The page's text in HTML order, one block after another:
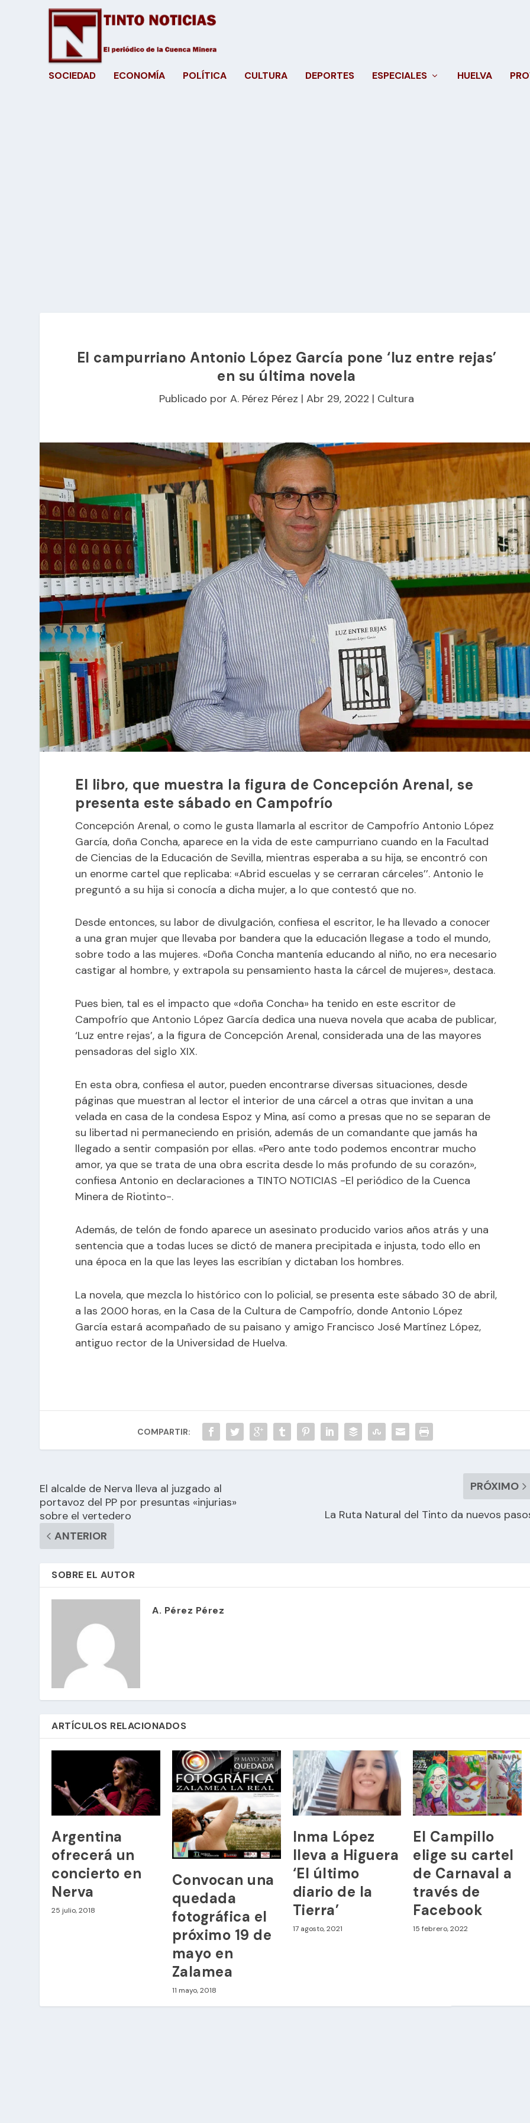
SOCIEDAD ECONOMÍA POLÍTICA CULTURA DEPORTES ESPECIALES HUELVA
El campurriano Antonio López García pone ‘luz entre rejas’
en su última novela
Publicado porA. Pérez Pérez |Abr 29, 2022 | Cultura
El libro, que muestra la figura de Concepción Arenal, se
presenta este sábado en Campofrío
Concepción Arenal, o como le gusta llamarla al escritor de Campofrío Antonio López
García, doña Concha, aparece en la vida de este campurriano cuando en la Facultad
de Ciencias de la Educación de Sevilla, mientras esperaba a su hija, se encontró con
un enorme cartel que replicaba: «Abrid escuelas y se cerraran cárceles’’. Antonio le
preguntó a su hija si conocía a dicha mujer, a lo que contestó que no.
Desde entonces, su labor de divulgación, confiesa el escritor, le ha llevado a conocer
a una gran mujer que llevaba por bandera que la educación llegase a todo el mundo,
sobre todo a las mujeres. «Doña Concha mantenía educando al niño, no era necesario
castigar al hombre, y extrapola su pensamiento hasta la cárcel de mujeres», destaca.
Pues bien, tal es el impacto que «doña Concha» ha tenido en este escritor de
Campofrío que Antonio López García dedica una nueva novela que acaba de publicar,
‘Luz entre rejas’, a la figura de Concepción Arenal, considerada una de las mayores
pensadoras del siglo XIX.
En esta obra, confiesa el autor, pueden encontrarse diversas situaciones, desde
páginas que muestran al lector el interior de una cárcel a otras que invitan a una
velada en casa de la condesa Espoz y Mina, así como a presas que no se separan de
su libertad ni permaneciendo en prisión, además de un comandante que jamás ha
llegado a sentir compasión por ellas. «Pero ante todo podemos encontrar mucho
amor, ya que se trata de una obra escrita desde lo más profundo de su corazón»,
confiesa Antonio en declaraciones a TINTO NOTICIAS -El periódico de la Cuenca
Minera de Riotinto-.
Además, de telón de fondo aparece un asesinato producido varios años atrás y una
sentencia que a todas luces se dictó de manera precipitada e injusta, todo ello en
una época en la que las leyes las escribían y dictaban los hombres.
La novela, que mezcla lo histórico con lo policial, se presenta este sábado 30 de abril,
a las 20.00 horas, en la Casa de la Cultura de Campofrío, donde Antonio López
García estará acompañado de su paisano y amigo Francisco José Martínez López,
antiguo rector de la Universidad de Huelva.
COMPARTIR:
El alcalde de Nerva lleva al juzgado al
portavoz del PP por presuntas «injurias»
sobre el vertedero
ANTERIOR
PRÓXIMO
La Ruta Natural del Tinto da nuevos
SOBRE EL AUTOR
A. Pérez Pérez
ARTÍCULOS RELACIONADOS
Argentina
ofrecerá un
concierto en
Nerva
25 julio, 2018
Convocan una
quedada
fotográfica el
próximo 19 de
mayo en
Zalamea
11 mayo, 2018
Inma López
lleva a Higuera
‘El último
diario de la
Tierra’
17 agosto, 2021
El Campillo
elige su cartel
de Carnaval a
través de
Facebook
15 febrero, 2022